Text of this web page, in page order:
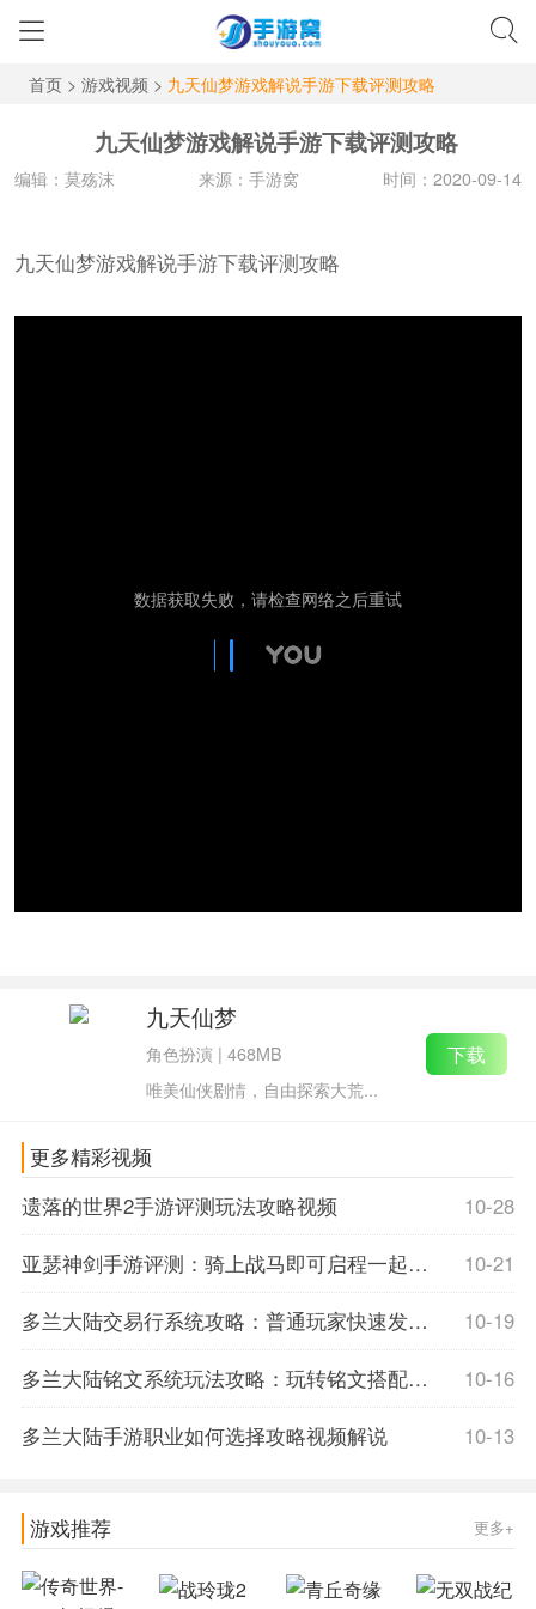
首页> 游戏视频 > 九天仙梦游戏解说手游下载评测攻略
九天仙梦游戏解说手游下载评测攻略
编辑：莫殇沫 来源：手游窝 时间：2020-09-14
九天仙梦游戏解说手游下载评测攻略
九天仙梦
角色扮演 |468MB
唯美仙侠剧情，自由探索大荒...
下载
更多精彩视频
10-28
遗落的世界2手游评测玩法攻略视频
10-21
亚瑟神剑手游评测：骑上战马即可启程一起征战天下
10-19
多兰大陆交易行系统攻略：普通玩家快速发家致富机会
10-16
多兰大陆铭文系统玩法攻略：玩转铭文搭配瞬间提升实力
10-13
多兰大陆手游职业如何选择攻略视频解说
游戏推荐 更多+